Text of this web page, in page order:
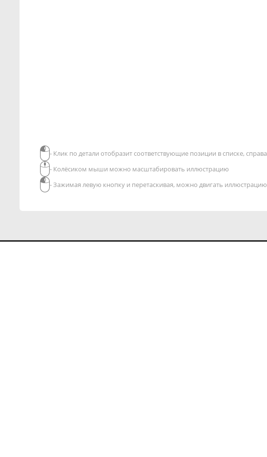
- Клик по детали отобразит соответствующие позиции в списке, справа
- Колёсиком мыши можно масштабировать иллюстрацию
- Зажимая левую кнопку и перетаскивая, можно двигать иллюстрацию